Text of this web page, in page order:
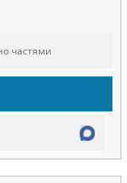
частями